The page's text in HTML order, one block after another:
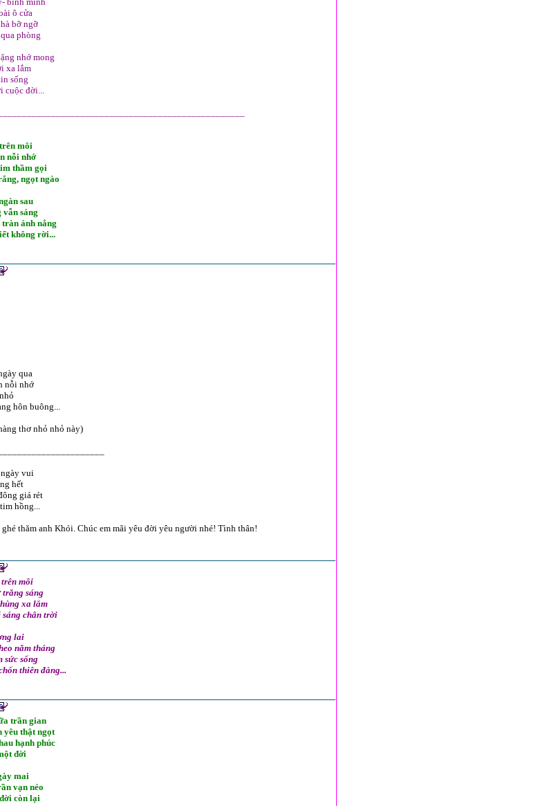
ô cửa
bỡ ngỡ
phòng
nhớ mong
xa lắm
sống
cuộc đời...
môi
nỗi nhớ
thầm gọi
ngọt ngào
sau
vẫn sáng
ánh nắng
không rời...
qua
nỗi nhớ
hôn buông...
thơ nhỏ nhỏ này)
vui
hết
giá rét
hồng...
thăm anh Khói. Chúc em mãi yêu đời yêu người nhé! Tình thân!
môi
sáng
xa lắm
sáng chân trời
lai
năm tháng
sức sống
thiên đàng...
trần gian
yêu thật ngọt
hạnh phúc
đời
mai
vạn nẻo
còn lại